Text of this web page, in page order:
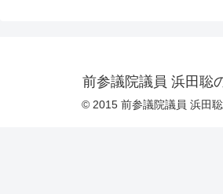
前参議院議員 浜田聡
© 2015 前参議院議員 浜田聡